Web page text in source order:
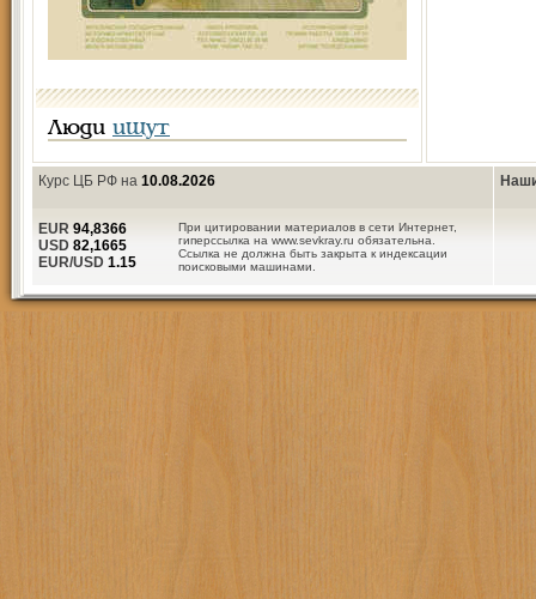
Люди ищут
Курс ЦБ РФ на 10.08.2026
При цитировании материалов в сети Интернет,
гиперссылка на www.sevkray.ru обязательна.
Ссылка не должна быть закрыта к индексации
поисковыми машинами.
EUR 94,8366
USD 82,1665
EUR/USD 1.15